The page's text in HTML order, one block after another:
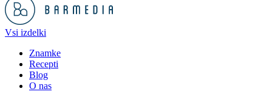
Vsi izdelki
Znamke
Recepti
Blog
O nas